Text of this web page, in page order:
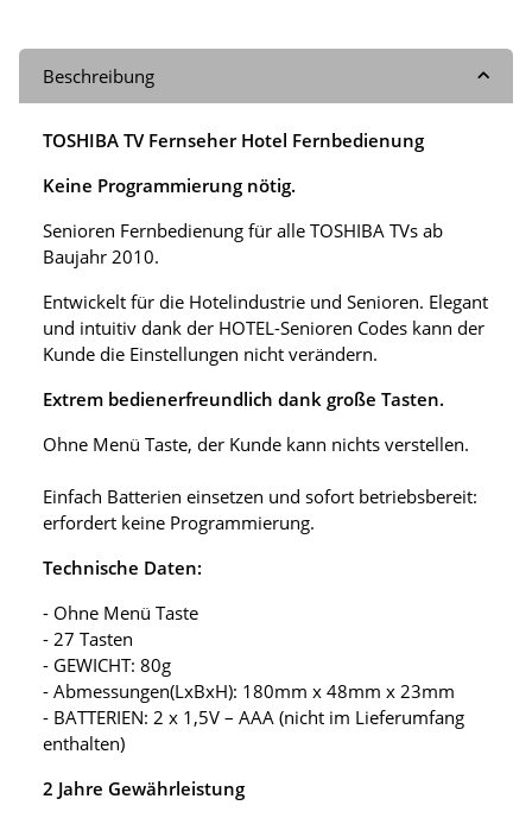
Beschreibung
TOSHIBA TV Fernseher Hotel Fernbedienung
Keine Programmierung nötig.
Senioren Fernbedienung für alle TOSHIBA TVs ab
Baujahr 2010.
Entwickelt für die Hotelindustrie und Senioren. Elegant
und intuitiv dank der HOTEL-Senioren Codes kann der
Kunde die Einstellungen nicht verändern.
Extrem bedienerfreundlich dank große Tasten.
Ohne Menü Taste, der Kunde kann nichts verstellen.
Einfach Batterien einsetzen und sofort betriebsbereit:
erfordert keine Programmierung.
Technische Daten:
- Ohne Menü Taste
- 27 Tasten
- GEWICHT: 80g
- Abmessungen(LxBxH): 180mm x 48mm x 23mm
- BATTERIEN: 2 x 1,5V – AAA (nicht im Lieferumfang
enthalten)
2 Jahre Gewährleistung